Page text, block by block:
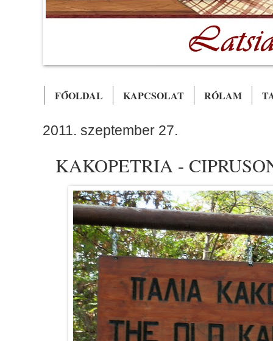
FŐOLDAL KAPCSOLAT RÓLAM
2011. szeptember 27.
KAKOPETRIA -